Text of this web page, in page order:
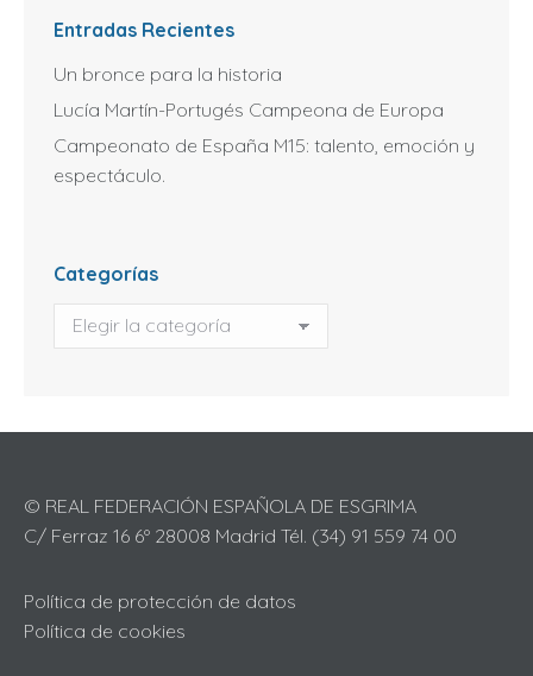
Entradas Recientes
Un bronce para la historia
Lucía Martín-Portugés Campeona de Europa
Campeonato de España M15: talento, emoción y
espectáculo.
Categorías
Categorías
© REAL FEDERACIÓN ESPAÑOLA DE ESGRIMA
C/ Ferraz 16 6º 28008 Madrid Tél. (34) 91 559 74 00
Política de protección de datos
Política de cookies